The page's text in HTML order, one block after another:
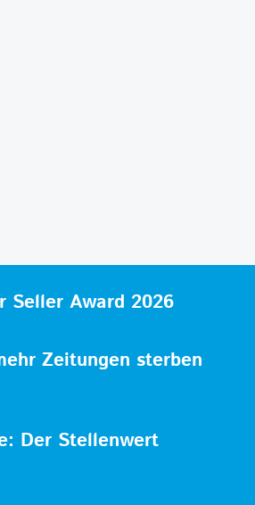
Seller Award 2026
Zeitungen sterben
Der Stellenwert